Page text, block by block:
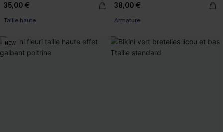
35,00 €
Taille haute
38,00 €
Armature
NEW